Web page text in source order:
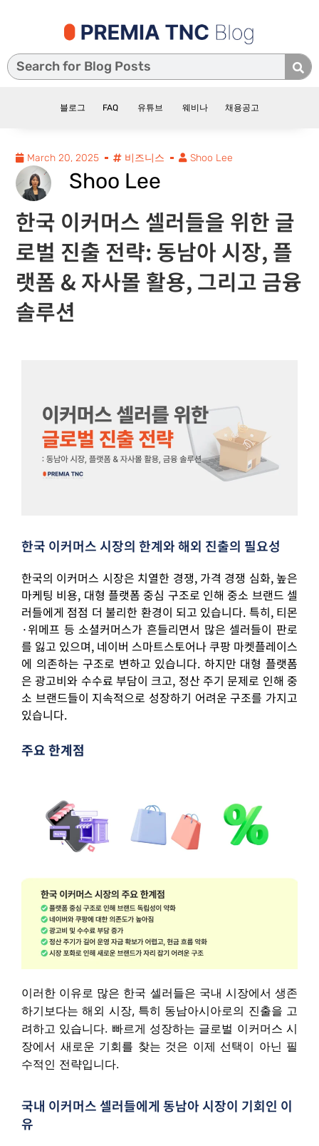
블로그 FAQ 유튜브 웨비나 채용공고
March 20, 2025 비즈니스 Shoo Lee
Shoo Lee
한국 이커머스 셀러들을 위한 글
로벌 진출 전략: 동남아 시장, 플
랫폼 & 자사몰 활용, 그리고 금융
솔루션
한국 이커머스 시장의 한계와 해외 진출의 필요성
한국의 이커머스 시장은 치열한 경쟁, 가격 경쟁 심화, 높은
마케팅 비용, 대형 플랫폼 중심 구조로 인해 중소 브랜드 셀
러들에게 점점 더 불리한 환경이 되고 있습니다. 특히, 티몬
·위메프 등 소셜커머스가 흔들리면서 많은 셀러들이 판로
를 잃고 있으며, 네이버 스마트스토어나 쿠팡 마켓플레이스
에 의존하는 구조로 변하고 있습니다. 하지만 대형 플랫폼
은 광고비와 수수료 부담이 크고, 정산 주기 문제로 인해 중
소 브랜드들이 지속적으로 성장하기 어려운 구조를 가지고
있습니다.
주요 한계점
이러한 이유로 많은 한국 셀러들은 국내 시장에서 생존
하기보다는 해외 시장, 특히 동남아시아로의 진출을 고
려하고 있습니다. 빠르게 성장하는 글로벌 이커머스 시
장에서 새로운 기회를 찾는 것은 이제 선택이 아닌 필
수적인 전략입니다.
국내 이커머스 셀러들에게 동남아 시장이 기회인 이
유